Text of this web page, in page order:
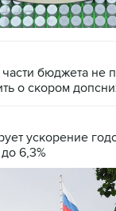
части бюджета не
о скором
ускорение
6,3%